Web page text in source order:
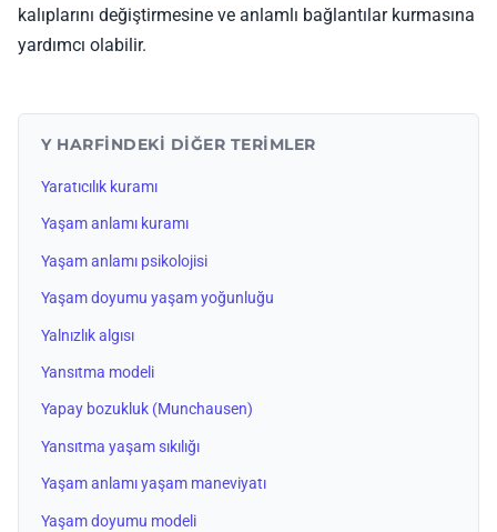
kalıplarını değiştirmesine ve anlamlı bağlantılar kurmasına
yardımcı olabilir.
Y HARFINDEKI DIĞER TERIMLER
Yaratıcılık kuramı
Yaşam anlamı kuramı
Yaşam anlamı psikolojisi
Yaşam doyumu yaşam yoğunluğu
Yalnızlık algısı
Yansıtma modeli
Yapay bozukluk (Munchausen)
Yansıtma yaşam sıkılığı
Yaşam anlamı yaşam maneviyatı
Yaşam doyumu modeli